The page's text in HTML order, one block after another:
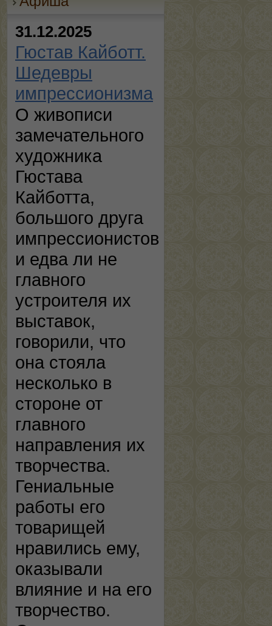
31.12.2025
Гюстав Кайботт.
Шедевры
импрессионизма
О живописи
замечательного
художника
Гюстава
Кайботта,
большого друга
импрессионистов
и едва ли не
главного
устроителя их
выставок,
говорили, что
она стояла
несколько в
стороне от
главного
направления их
творчества.
Гениальные
работы его
товарищей
нравились ему,
оказывали
влияние и на его
творчество.